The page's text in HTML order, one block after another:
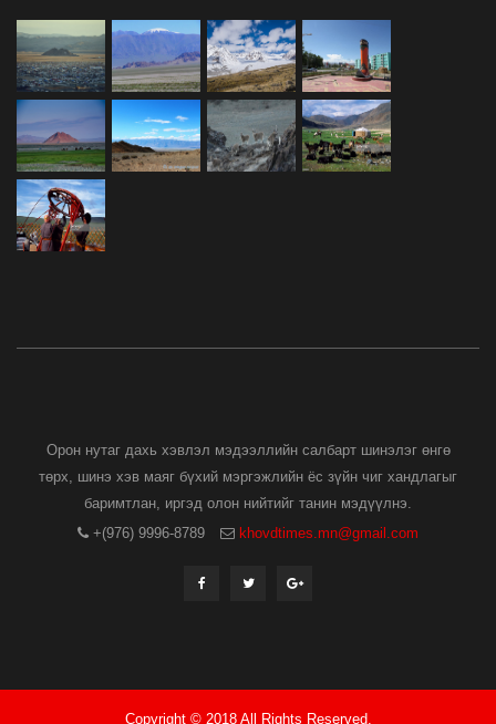
Орон нутаг дахь хэвлэл мэдээллийн салбарт шинэлэг өнгө
төрх, шинэ хэв маяг бүхий мэргэжлийн ёс зүйн чиг хандлагыг
баримтлан, иргэд олон нийтийг танин мэдүүлнэ.
+(976) 9996-8789
khovdtimes.mn@gmail.com
Copyright © 2018 All Rights Reserved.